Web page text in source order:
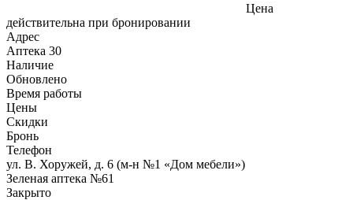
Цена
действительна при бронировании
Адрес
Аптека 30
Наличие
Обновлено
Время работы
Цены
Скидки
Бронь
Телефон
ул. В. Хоружей, д. 6 (м-н №1 «Дом мебели»)
Зеленая аптека №61
Закрыто